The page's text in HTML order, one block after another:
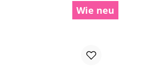
Wie neu